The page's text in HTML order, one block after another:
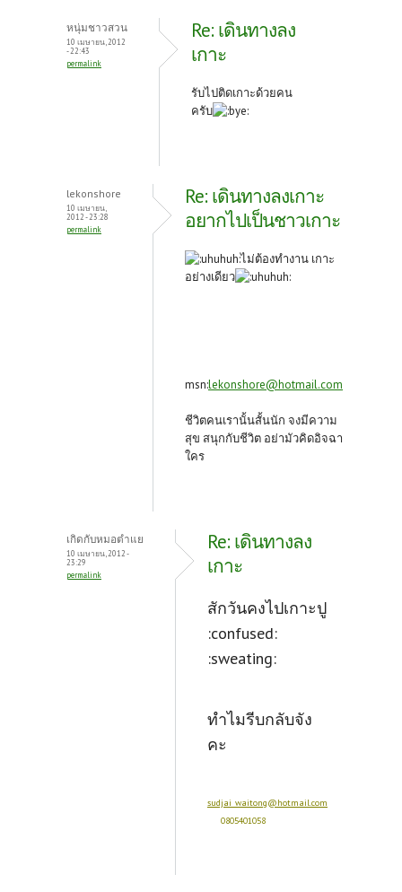
หนุ่มชาวสวน
10 เมษายน, 2012
- 22:43
permalink
Re: เดินทางลง
เกาะ
รับไปติดเกาะด้วยคน
ครับ
lekonshore
10 เมษายน,
2012 - 23:28
permalink
Re: เดินทางลงเกาะ
อยากไปเป็นชาวเกาะ
ไม่ต้องทำงาน เกาะ
อย่างเดียว
msn:lekonshore@hotmail.com
ชีวิตคนเรานั้นสั้นนัก จงมีความ
สุข สนุกกับชีวิต อย่ามัวคิดอิจฉา
ใคร
เกิดกับหมอตำแย
10 เมษายน, 2012 -
23:29
permalink
Re: เดินทางลง
เกาะ
สักวันคงไปเกาะปู
:confused:
:sweating:
ทำไมรีบกลับจัง
คะ
sudjai_waitong@hotmail.com
0805401058